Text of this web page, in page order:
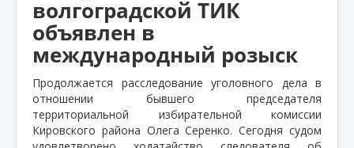
волгоградской ТИК
объявлен в
международный розыск
Продолжается расследование уголовного дела в
отношении бывшего председателя
территориальной избирательной комиссии
Кировского района Олега Серенко. Сегодня судом